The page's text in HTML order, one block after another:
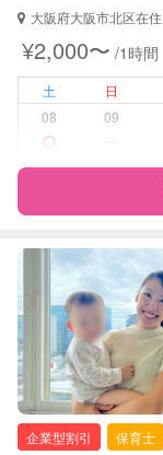
障がい児対応
レッスン
定期予約
お子様の撮影
（定期特典）
大阪府大阪市北区在住
¥2,000〜 /1時間
土 日
08
09
特徴 料金
サポートの特徴
資格
企業型割引 保育士